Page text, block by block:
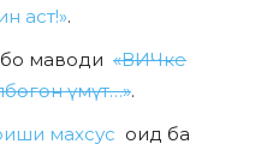
аст!».
маводи «ВИЧке
үмүт…».
махсус оид ба